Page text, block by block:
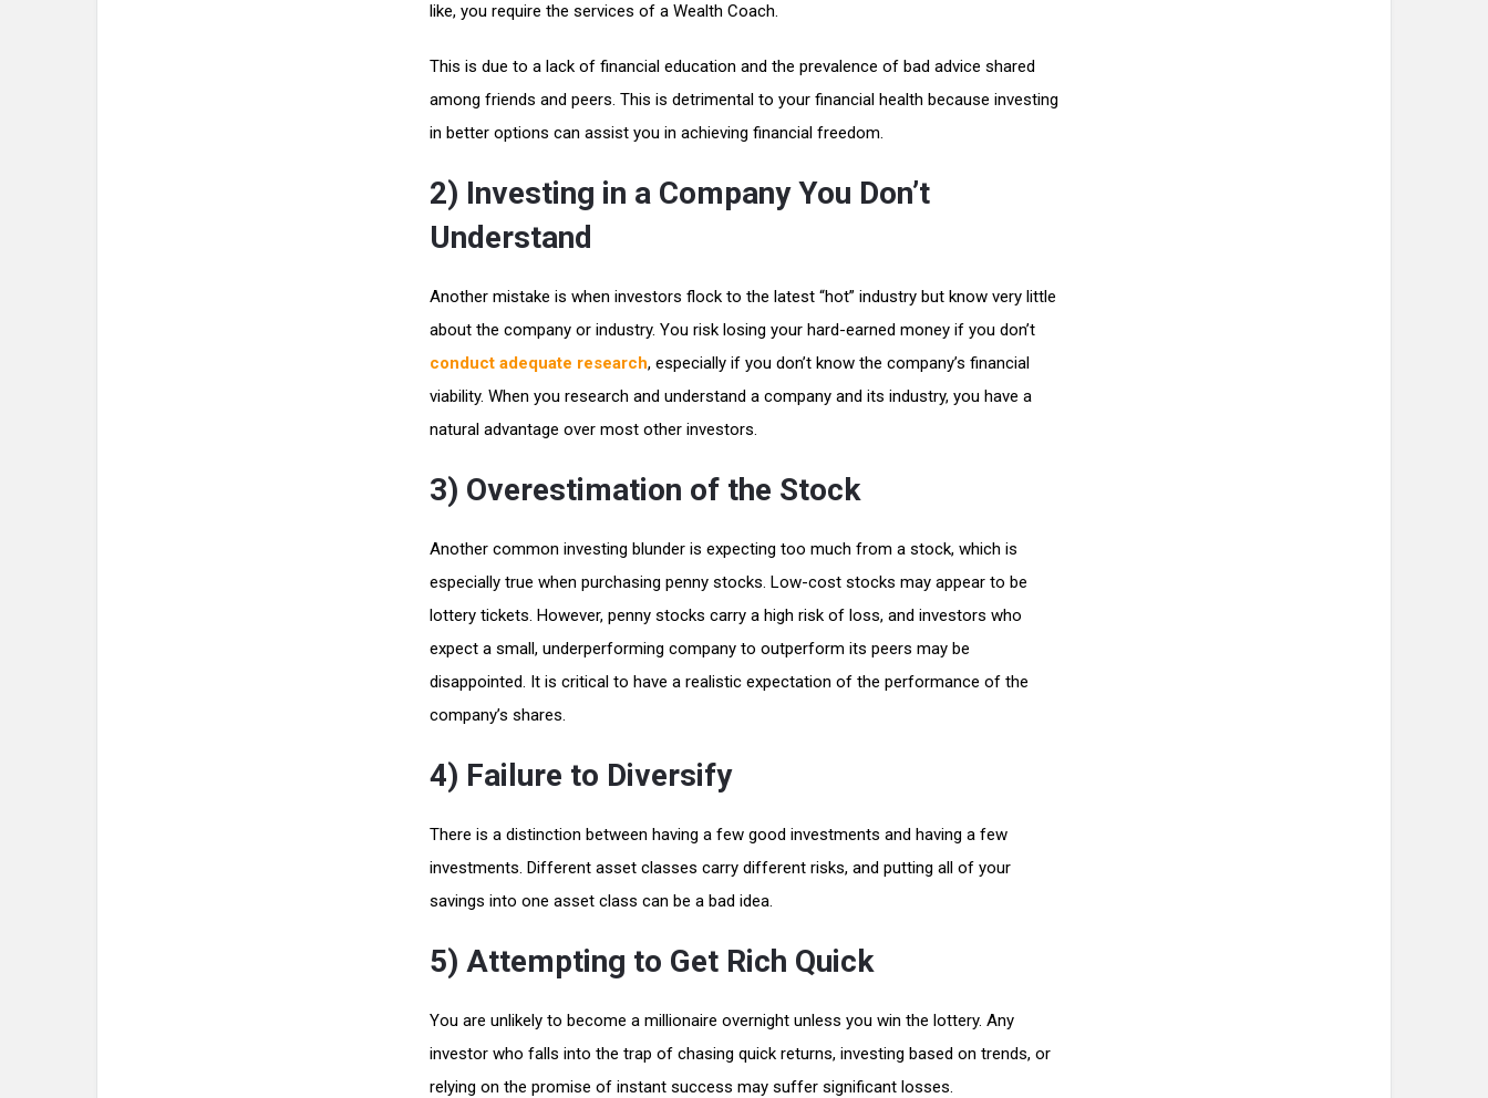
like, you require the services of a Wealth Coach.
This is due to a lack of financial education and the prevalence of bad advice shared
among friends and peers. This is detrimental to your financial health because investing
in better options can assist you in achieving financial freedom.
2) Investing in a Company You Don’t
Understand
Another mistake is when investors flock to the latest “hot” industry but know very little
about the company or industry. You risk losing your hard-earned money if you don’t
conduct adequate research, especially if you don’t know the company’s financial
viability. When you research and understand a company and its industry, you have a
natural advantage over most other investors.
3) Overestimation of the Stock
Another common investing blunder is expecting too much from a stock, which is
especially true when purchasing penny stocks. Low-cost stocks may appear to be
lottery tickets. However, penny stocks carry a high risk of loss, and investors who
expect a small, underperforming company to outperform its peers may be
disappointed. It is critical to have a realistic expectation of the performance of the
company’s shares.
4) Failure to Diversify
There is a distinction between having a few good investments and having a few
investments. Different asset classes carry different risks, and putting all of your
savings into one asset class can be a bad idea.
5) Attempting to Get Rich Quick
You are unlikely to become a millionaire overnight unless you win the lottery. Any
investor who falls into the trap of chasing quick returns, investing based on trends, or
relying on the promise of instant success may suffer significant losses.